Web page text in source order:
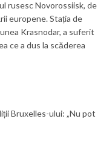
rusesc Novorossiisk, de
europene. Stația de
Krasnodar, a suferit
ce a dus la scăderea
Bruxelles-ului: „Nu pot